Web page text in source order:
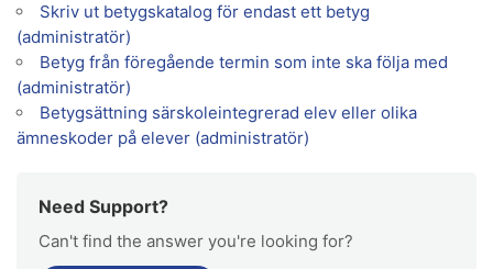
Skriv ut betygskatalog för endast ett betyg
(administratör)
Betyg från föregående termin som inte ska följa med
(administratör)
Betygsättning särskoleintegrerad elev eller olika
ämneskoder på elever (administratör)
Need Support?
Can't find the answer you're looking for?